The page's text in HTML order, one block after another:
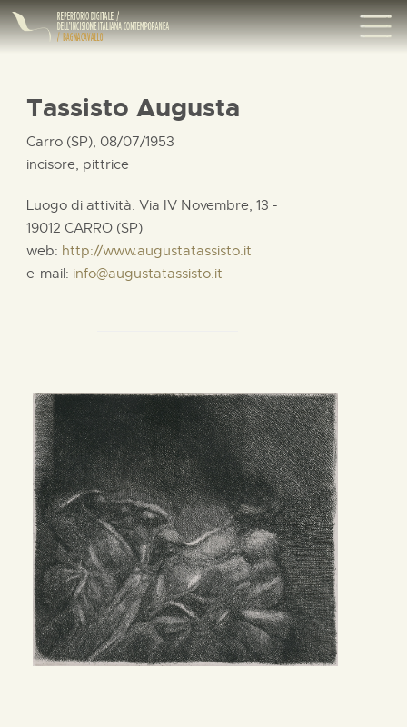
Tassisto Augusta
Carro (SP), 08/07/1953
incisore, pittrice
Luogo di attività: Via IV Novembre, 13 -
19012 CARRO (SP)
web: http://www.augustatassisto.it
e-mail: info@augustatassisto.it